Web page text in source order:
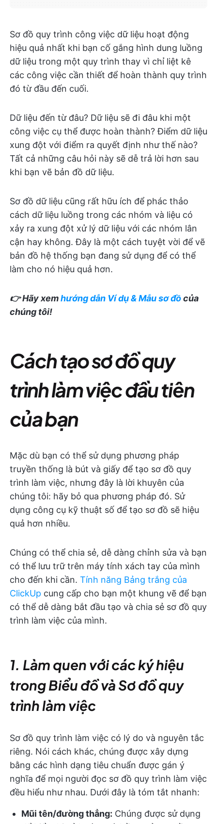
Sơ đồ quy trình công việc dữ liệu hoạt động
hiệu quả nhất khi bạn cố gắng hình dung luồng
dữ liệu trong một quy trình thay vì chỉ liệt kê
các công việc cần thiết để hoàn thành quy trình
đó từ đầu đến cuối.
Dữ liệu đến từ đâu? Dữ liệu sẽ đi đâu khi một
công việc cụ thể được hoàn thành? Điểm dữ liệu
xung đột với điểm ra quyết định như thế nào?
Tất cả những câu hỏi này sẽ dễ trả lời hơn sau
khi bạn vẽ bản đồ dữ liệu.
Sơ đồ dữ liệu cũng rất hữu ích để phác thảo
cách dữ liệu luồng trong các nhóm và liệu có
xảy ra xung đột xử lý dữ liệu với các nhóm lân
cận hay không. Đây là một cách tuyệt vời để vẽ
bản đồ hệ thống bạn đang sử dụng để có thể
làm cho nó hiệu quả hơn.
👉 Hãy xemhướng dẫn Ví dụ & Mẫu sơ đồcủa
chúng tôi!
Cách tạo sơ đồ quy
trình làm việc đầu tiên
của bạn
Mặc dù bạn có thể sử dụng phương pháp
truyền thống là bút và giấy để tạo sơ đồ quy
trình làm việc, nhưng đây là lời khuyên của
chúng tôi: hãy bỏ qua phương pháp đó. Sử
dụng công cụ kỹ thuật số để tạo sơ đồ sẽ hiệu
quả hơn nhiều.
Chúng có thể chia sẻ, dễ dàng chỉnh sửa và bạn
có thể lưu trữ trên máy tính xách tay của mình
cho đến khi cần. Tính năng Bảng trắng của
ClickUp cung cấp cho bạn một khung vẽ để bạn
có thể dễ dàng bắt đầu tạo và chia sẻ sơ đồ quy
trình làm việc của mình.
1. Làm quen với các ký hiệu
trong Biểu đồ và Sơ đồ quy
trình làm việc
Sơ đồ quy trình làm việc có lý do và nguyên tắc
riêng. Nói cách khác, chúng được xây dựng
bằng các hình dạng tiêu chuẩn được gán ý
nghĩa để mọi người đọc sơ đồ quy trình làm việc
đều hiểu như nhau. Dưới đây là tóm tắt nhanh:
Mũi tên/đường thẳng: Chúng được sử dụng